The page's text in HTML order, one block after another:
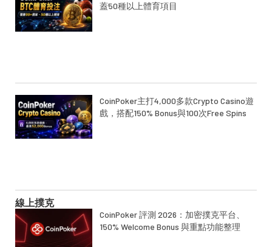
蓋50種以上體育項目
CoinPoker主打4,000多款Crypto Casino遊
戲，搭配150% Bonus與100次Free Spins
線上撲克
CoinPoker 評測 2026：加密撲克平台、
150% Welcome Bonus 與重點功能整理